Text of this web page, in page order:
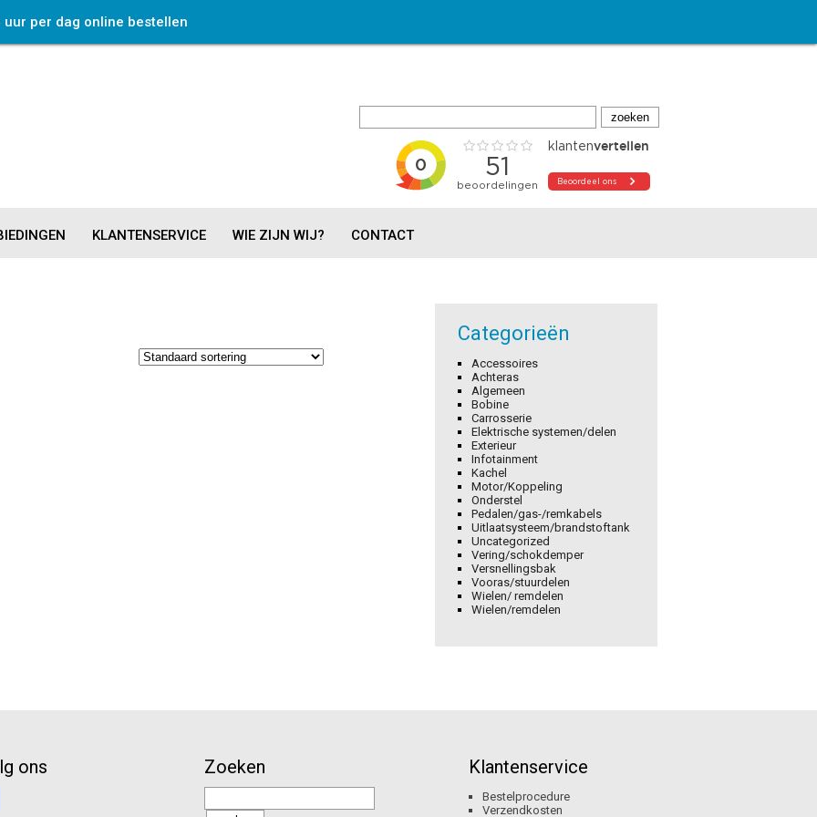
uur per dag online bestellen
KLANTENSERVICE WIE ZIJN WIJ? CONTACT
Categorieën
Accessoires
Achteras
Algemeen
Bobine
Carrosserie
Elektrische systemen/delen
Exterieur
Infotainment
Kachel
Motor/Koppeling
Onderstel
Pedalen/gas-/remkabels
Uitlaatsysteem/brandstoftank
Uncategorized
Vering/schokdemper
Versnellingsbak
Vooras/stuurdelen
Wielen/ remdelen
Wielen/remdelen
ons Zoeken Klantenservice
Bestelprocedure
Verzendkosten